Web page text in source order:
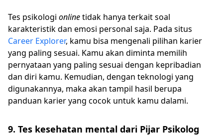
Tes psikologi onlinetidak hanya terkait soal
karakteristik dan emosi personal saja. Pada situs
Career Explorer, kamu bisa mengenali pilihan karier
yang paling sesuai. Kamu akan diminta memilih
pernyataan yang paling sesuai dengan kepribadian
dan diri kamu. Kemudian, dengan teknologi yang
digunakannya, maka akan tampil hasil berupa
panduan karier yang cocok untuk kamu dalami.
9. Tes kesehatan mental dari Pijar Psikolog